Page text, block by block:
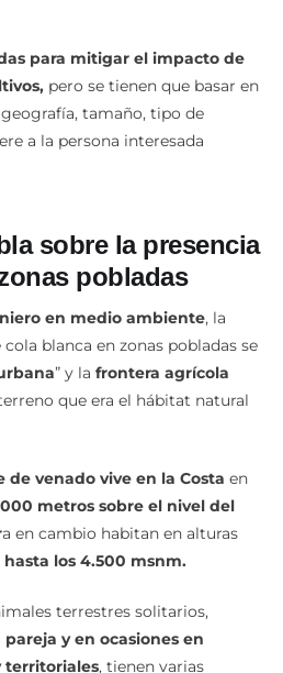
para mitigar el impacto de
pero se tienen que basar en
tamaño, tipo de
a la persona interesada
sobre la presencia
pobladas
en medio ambiente, la
blanca en zonas pobladas se
” y la frontera agrícola
que era el hábitat natural
de venado vive en la Costa en
metros sobre el nivel del
a en cambio habitan en alturas
hasta los 4.500 msnm.
terrestres solitarios,
y en ocasiones en
territoriales, tienen varias